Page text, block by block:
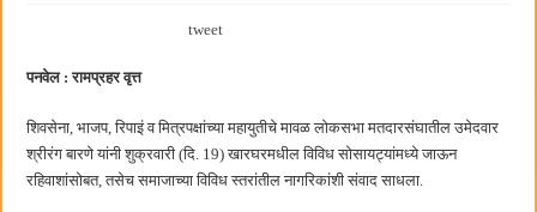
छत्रपती शिवाजी महाराज महाराजस्व समाधान शिबिरास पनवेलमध्ये उत्स्फूर्त प्रतिसाद
बाल्मर लॉरी आणि शेल इंडियातील कंत्राटी कामगारांना भरघोस पगारवाढ
tweet
पनवेल : रामप्रहर वृत्त
शिवसेना, भाजप, रिपाइं व मित्रपक्षांच्या महायुतीचे मावळ लोकसभा मतदारसंघातील उमेदवार
श्रीरंग बारणे यांनी शुक्रवारी (दि. 19) खारघरमधील विविध सोसायट्यांमध्ये जाऊन
रहिवाशांसोबत, तसेच समाजाच्या विविध स्तरांतील नागरिकांशी संवाद साधला.